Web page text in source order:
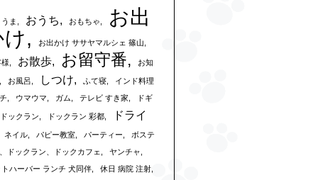
ま おうち おもちゃ
お出
お出かけ ササヤマルシェ 篠山
様 お散歩 お留守番 お知
お風呂 しつけ ふて寝
インド料理
ウマウマ ガム テレビ すき家 ドギ
ドックラン ドックラン 彩都 ドライ
ネイル パピー教室 パーティー
ボステ
ドックラン、ドックカフェ
ヤンチャ
トハーバー ランチ 犬同伴
休日 病院 注射